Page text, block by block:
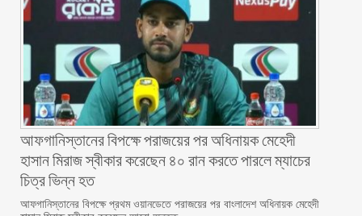
আফগানিস্তানের বিপক্ষে পরাজয়ের পর অধিনায়ক মেহেদী
হাসান মিরাজ স্বীকার করেছেন ৪০ রান করতে পারলে ম্যাচের
চিত্র ভিন্ন হত
আফগানিস্তানের বিপক্ষে প্রথম ওয়ানডেতে পরাজয়ের পর বাংলাদেশ অধিনায়ক মেহেদী